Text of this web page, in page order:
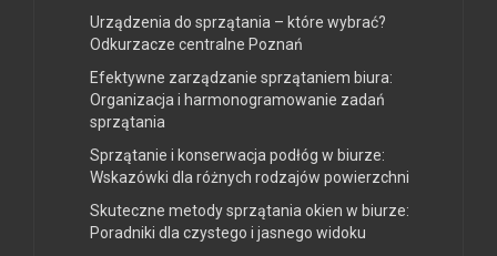
Urządzenia do sprzątania – które wybrać?
Odkurzacze centralne Poznań
Efektywne zarządzanie sprzątaniem biura:
Organizacja i harmonogramowanie zadań
sprzątania
Sprzątanie i konserwacja podłóg w biurze:
Wskazówki dla różnych rodzajów powierzchni
Skuteczne metody sprzątania okien w biurze:
Poradniki dla czystego i jasnego widoku